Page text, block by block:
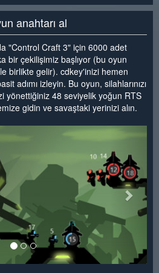
anahtarı al
"Control Craft 3" için 6000 adet
bir çekilişimiz başlıyor (bu oyun
birlikte gelir). cdkey'inizi hemen
adımı izleyin. Bu oyun, silahlarınızı
yönettiğiniz 48 seviyelik yoğun RTS
gidin ve savaştaki yerinizi alın.